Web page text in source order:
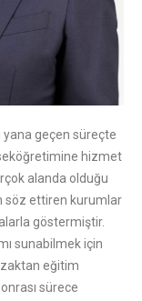
yana geçen süreçte
hizmet
alanda olduğu
söz ettiren kurumlar
göstermiştir.
sunabilmek için
eğitim
sürece